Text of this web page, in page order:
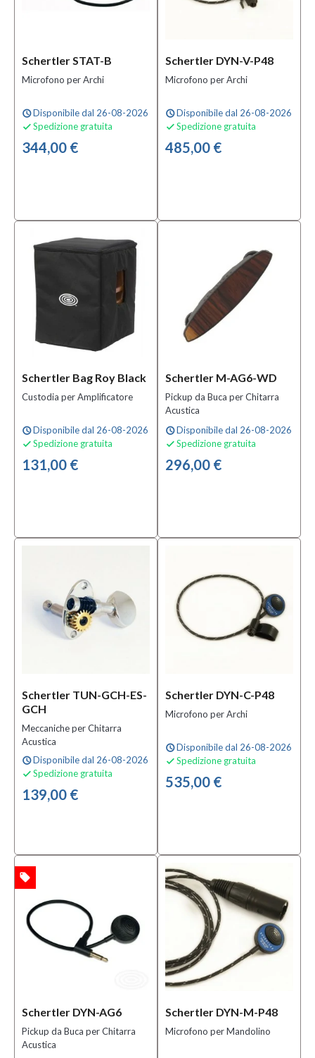
Schertler STAT-B
Microfono per Archi
scheduleDisponibile dal 26-08-2026
 Spedizione gratuita
344,00 €
Schertler DYN-V-P48
Microfono per Archi
scheduleDisponibile dal 26-08-2026
 Spedizione gratuita
485,00 €
Schertler Bag Roy Black
Custodia per Amplificatore
scheduleDisponibile dal 26-08-2026
 Spedizione gratuita
131,00 €
Schertler M-AG6-WD
Pickup da Buca per Chitarra
Acustica
scheduleDisponibile dal 26-08-2026
 Spedizione gratuita
296,00 €
Schertler TUN-GCH-ES-
GCH
Meccaniche per Chitarra
Acustica
scheduleDisponibile dal 26-08-2026
 Spedizione gratuita
139,00 €
Schertler DYN-C-P48
Microfono per Archi
scheduleDisponibile dal 26-08-2026
 Spedizione gratuita
535,00 €
Schertler DYN-AG6
Pickup da Buca per Chitarra
Acustica
local_offer
Schertler DYN-M-P48
Microfono per Mandolino